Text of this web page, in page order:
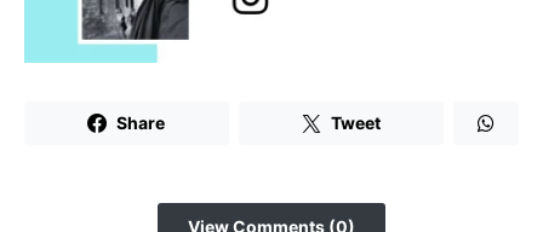
Share Tweet
View Comments (0)